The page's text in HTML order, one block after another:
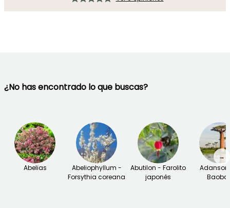
¿No has encontrado lo que buscas?
Abelias
Abeliophyllum -
Forsythia coreana
Abutilon - Farolito
japonés
→